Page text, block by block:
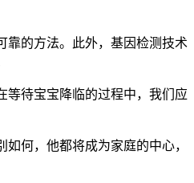
的方法。此外，基因检测技术
待宝宝降临的过程中，我们应
何，他都将成为家庭的中心，